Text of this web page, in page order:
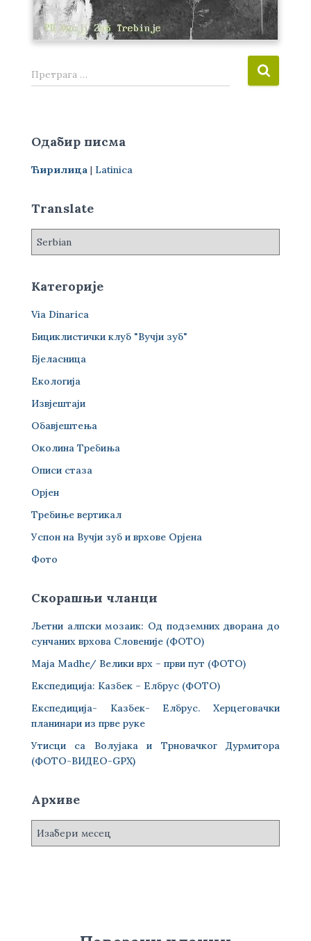
П
р
а
а
а
Претрага …
Одабир писма
Ћирилица | Latinica
Translate
Категорије
Via Dinarica
Бициклистички клуб "Вучји зуб"
Бјеласница
Екологија
Извјештаји
Обавјештења
Околина Требиња
Описи стаза
Орјен
Требиње вертикал
Успон на Вучји зуб и врхове Орјена
Фото
Скорашњи чланци
Љетни алпски мозаик: Од подземних дворана до
сунчаних врхова Словеније (ФОТО)
Maja Madhe/ Велики врх – први пут (ФОТО)
Експедиција: Казбек – Елбрус (ФОТО)
Експедиција- Казбек- Елбрус. Херцеговачки
планинари из прве руке
Утисци са Волујака и Трновачког Дурмитора
(ФОТО-ВИДЕО-GPX)
Архиве
А